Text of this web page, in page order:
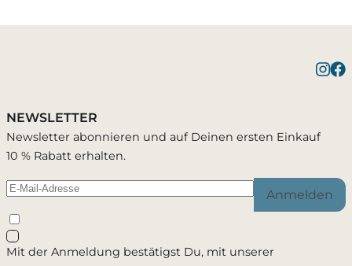
1 Artikel wurde in Deinen Warenkorb gelegt
Passend zu diesem Artikel
Du wirst per E-Mail benachrichtigt, sobald der
Artikel wieder verfügbar ist.
Ja, ich möchte - jederzeit widerruflich - per Mail
NEWSLETTER
Newsletter abonnieren und auf Deinen ersten Einkauf
10 % Rabatt erhalten.
Anmelden
Mit der Anmeldung bestätigst Du, mit unserer